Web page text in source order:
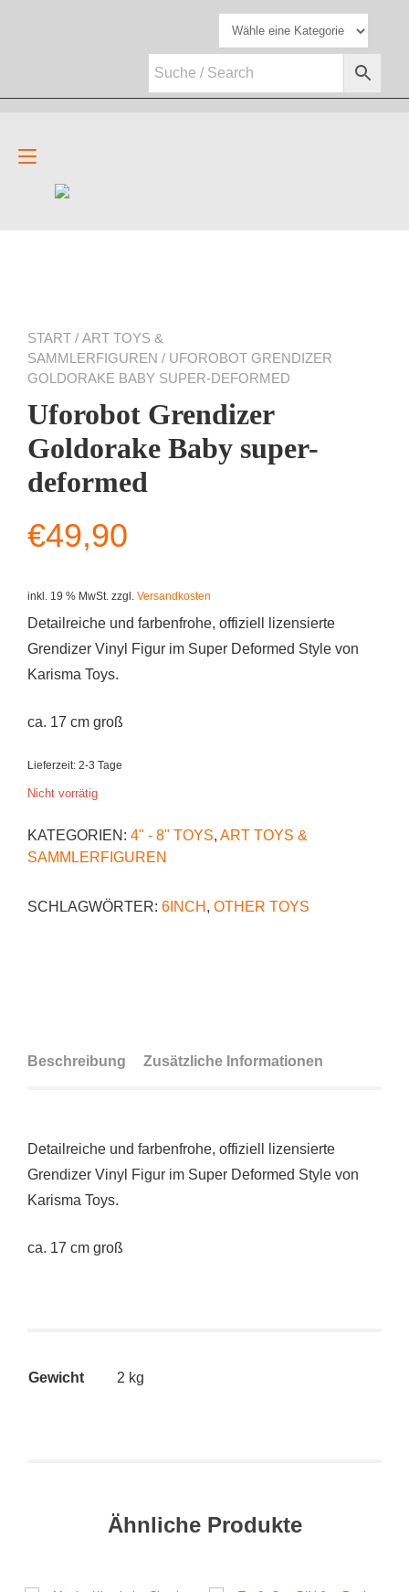
Navigation
umschalten
START / ART TOYS &
SAMMLERFIGUREN / UFOROBOT GRENDIZER
GOLDORAKE BABY SUPER-DEFORMED
Uforobot Grendizer
Goldorake Baby super-
deformed
€49,90
inkl. 19 % MwSt. zzgl. Versandkosten
Detailreiche und farbenfrohe, offiziell lizensierte
Grendizer Vinyl Figur im Super Deformed Style von
Karisma Toys.
ca. 17 cm groß
Lieferzeit: 2-3 Tage
Nicht vorrätig
KATEGORIEN: 4" - 8" TOYS, ART TOYS &
SAMMLERFIGUREN
SCHLAGWÖRTER: 6INCH , OTHER TOYS
Beschreibung Zusätzliche Informationen
Detailreiche und farbenfrohe, offiziell lizensierte
Grendizer Vinyl Figur im Super Deformed Style von
Karisma Toys.
ca. 17 cm groß
Gewicht 2 kg
Ähnliche Produkte